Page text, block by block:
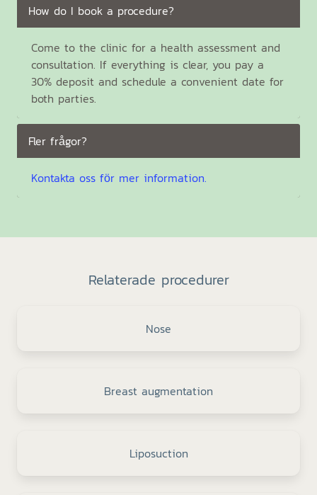
How do I book a procedure?
Come to the clinic for a health assessment and
consultation. If everything is clear, you pay a
30% deposit and schedule a convenient date for
both parties.
Fler frågor?
Kontakta oss för mer information.
Relaterade procedurer
Nose
Breast augmentation
Liposuction